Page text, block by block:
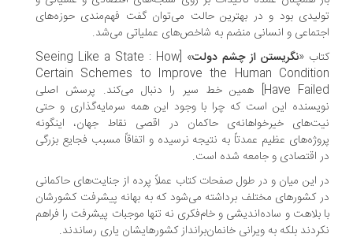
بود و در بهترین حالت می‌توان گفت فهم‌مندی حوزه‌های
و انسانی منضم به شاخص‌های عملیاتی می‌شد.
نگریستن از چشم دولت
» [Seeing Like a State : How
Certain Schemes to Improve the Human
Have Failed] همین خط سیر را دنبال می‌کند. پرسش اصلی
این است که چرا با وجود این همه سرمایه‌گذاری و حتی
خیرخواهانه‌ی حاکمان در اقصی نقاط جهان، اینگونه
عظیم عمدتاً به نتیجه نرسیده و اتفاقاً مسبب فجایع بزرگی
اقتصادی و جامعه شده است.
این میان و در طول صفحات کتاب عملاً پرده از جنایت‌های حاکمانی
کشور‌های مختلف برداشته می‌شود که به بهانه پیشرفت کشورشان
بلاهت و ساده‌اندیشی و خام‌فکری نه تنها موجبات پیشرفت را فراهم
بلکه به ویرانی خانمان‌برانداز کشورهایشان یاری رساندند.